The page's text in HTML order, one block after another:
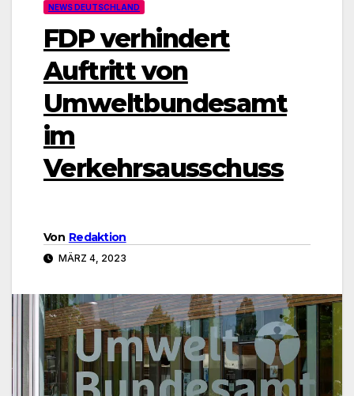
NEWS DEUTSCHLAND
FDP verhindert
Auftritt von
Umweltbundesamt
im
Verkehrsausschuss
Von Redaktion
MÄRZ 4, 2023